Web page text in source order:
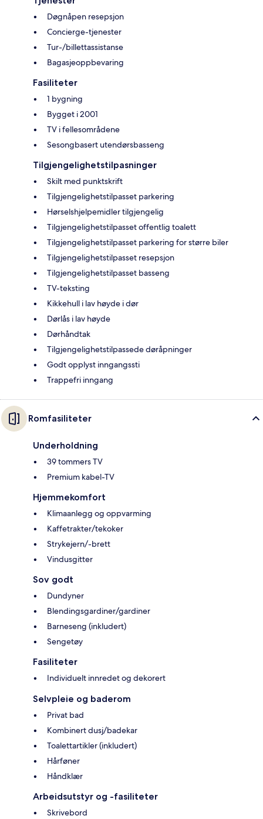
Døgnåpen resepsjon
Concierge-tjenester
Tur-/billettassistanse
Bagasjeoppbevaring
Fasiliteter
1 bygning
Bygget i 2001
TV i fellesområdene
Sesongbasert utendørsbasseng
Tilgjengelighetstilpasninger
Skilt med punktskrift
Tilgjengelighetstilpasset parkering
Hørselshjelpemidler tilgjengelig
Tilgjengelighetstilpasset offentlig toalett
Tilgjengelighetstilpasset parkering for større biler
Tilgjengelighetstilpasset resepsjon
Tilgjengelighetstilpasset basseng
TV-teksting
Kikkehull i lav høyde i dør
Dørlås i lav høyde
Dørhåndtak
Tilgjengelighetstilpassede døråpninger
Godt opplyst inngangssti
Trappefri inngang
Romfasiliteter
Underholdning
39 tommers TV
Premium kabel-TV
Hjemmekomfort
Klimaanlegg og oppvarming
Kaffetrakter/tekoker
Strykejern/-brett
Vindusgitter
Sov godt
Dundyner
Blendingsgardiner/gardiner
Barneseng (inkludert)
Sengetøy
Fasiliteter
Individuelt innredet og dekorert
Selvpleie og baderom
Privat bad
Kombinert dusj/badekar
Toalettartikler (inkludert)
Hårføner
Håndklær
Arbeidsutstyr og -fasiliteter
Skrivebord